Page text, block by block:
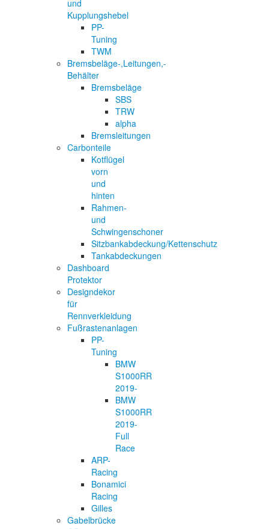
und
Kupplungshebel
PP-
Tuning
TWM
Bremsbeläge-,Leitungen,-
Behälter
Bremsbeläge
SBS
TRW
alpha
Bremsleitungen
Carbonteile
Kotflügel
vorn
und
hinten
Rahmen-
und
Schwingenschoner
Sitzbankabdeckung/Kettenschutz
Tankabdeckungen
Dashboard
Protektor
Designdekor
für
Rennverkleidung
Fußrastenanlagen
PP-
Tuning
BMW
S1000RR
2019-
BMW
S1000RR
2019-
Full
Race
ARP-
Racing
Bonamici
Racing
Gilles
Gabelbrücke